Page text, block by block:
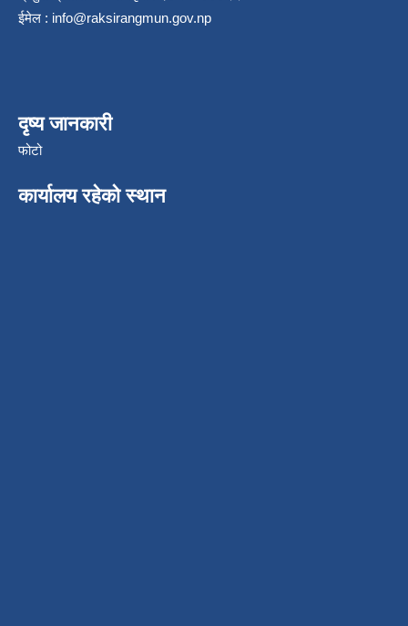
ईमेल : info@raksirangmun.gov.np
दृष्य जानकारी
फोटो
कार्यालय रहेको स्थान